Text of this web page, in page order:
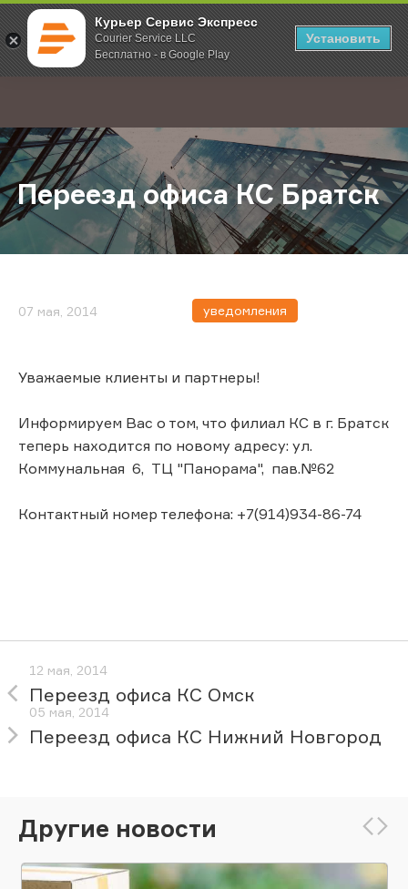
Курьер Сервис Экспресс
Courier Service LLC
Бесплатно - в Google Play
Установить
; Главная О компании Новости Переезд офиса КС Братск
Переезд офиса КС Братск
07 мая, 2014 уведомления
Уважаемые клиенты и партнеры!
Информируем Вас о том, что филиал КС в г. Братск
теперь находится по новому адресу: ул.
Коммунальная 6, ТЦ "Панорама", пав.№62
Контактный номер телефона: +7(914)934-86-74
12 мая, 2014
Переезд офиса КС Омск
05 мая, 2014
Переезд офиса КС Нижний Новгород
Другие новости